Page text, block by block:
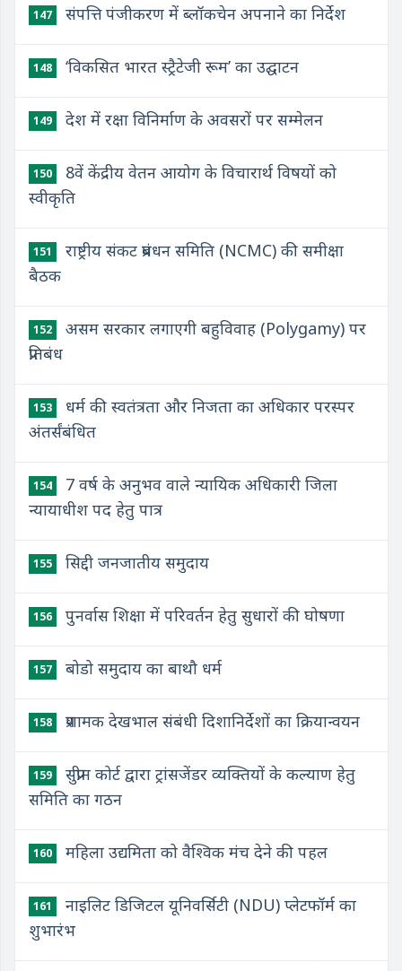
147 संपत्ति पंजीकरण में ब्लॉकचेन अपनाने का निर्देश
148 ‘विकसित भारत स्ट्रैटेजी रूम’ का उद्घाटन
149 देश में रक्षा विनिर्माण के अवसरों पर सम्मेलन
150
8वें केंद्रीय वेतन आयोग के विचारार्थ विषयों को
स्वीकृति
151
राष्ट्रीय संकट प्रबंधन समिति (NCMC) की समीक्षा
बैठक
152
असम सरकार लगाएगी बहुविवाह (Polygamy) पर
प्रतिबंध
153
धर्म की स्वतंत्रता और निजता का अधिकार परस्पर
अंतर्संबंधित
154
7 वर्ष के अनुभव वाले न्यायिक अधिकारी जिला
न्यायाधीश पद हेतु पात्र
155 सिद्दी जनजातीय समुदाय
156 पुनर्वास शिक्षा में परिवर्तन हेतु सुधारों की घोषणा
157 बोडो समुदाय का बाथौ धर्म
158 प्रशामक देखभाल संबंधी दिशानिर्देशों का क्रियान्वयन
159
सुप्रीम कोर्ट द्वारा ट्रांसजेंडर व्यक्तियों के कल्याण हेतु
समिति का गठन
160 महिला उद्यमिता को वैश्विक मंच देने की पहल
161
नाइलिट डिजिटल यूनिवर्सिटी (NDU) प्लेटफॉर्म का
शुभारंभ